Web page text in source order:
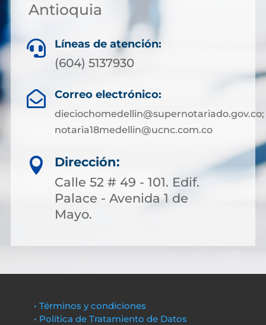
Antioquia
 Líneas de atención:
(604) 5137930
 Correo electrónico:
dieciochomedellin@supernotariado.gov.co;
notaria18medellin@ucnc.com.co

Dirección:
Calle 52 # 49 - 101. Edif.
Palace - Avenida 1 de
Mayo.
• Términos y condiciones
• Política de Tratamiento de Datos